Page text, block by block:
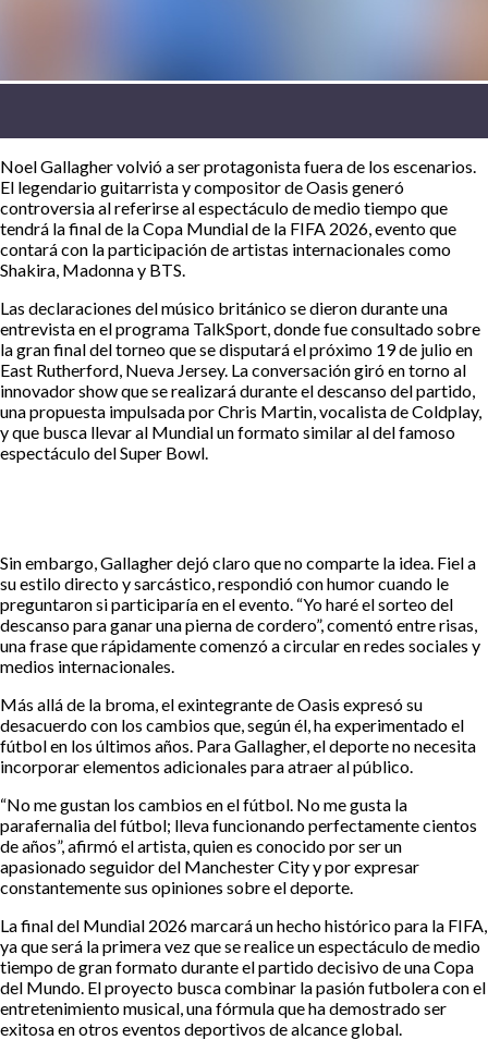
Noel Gallagher volvió a ser protagonista fuera de los escenarios.
El legendario guitarrista y compositor de Oasis generó
controversia al referirse al espectáculo de medio tiempo que
tendrá la final de la Copa Mundial de la FIFA 2026, evento que
contará con la participación de artistas internacionales como
Shakira, Madonna y BTS.
Las declaraciones del músico británico se dieron durante una
entrevista en el programa TalkSport, donde fue consultado sobre
la gran final del torneo que se disputará el próximo 19 de julio en
East Rutherford, Nueva Jersey. La conversación giró en torno al
innovador show que se realizará durante el descanso del partido,
una propuesta impulsada por Chris Martin, vocalista de Coldplay,
y que busca llevar al Mundial un formato similar al del famoso
espectáculo del Super Bowl.
Sin embargo, Gallagher dejó claro que no comparte la idea. Fiel a
su estilo directo y sarcástico, respondió con humor cuando le
preguntaron si participaría en el evento. “Yo haré el sorteo del
descanso para ganar una pierna de cordero”, comentó entre risas,
una frase que rápidamente comenzó a circular en redes sociales y
medios internacionales.
Más allá de la broma, el exintegrante de Oasis expresó su
desacuerdo con los cambios que, según él, ha experimentado el
fútbol en los últimos años. Para Gallagher, el deporte no necesita
incorporar elementos adicionales para atraer al público.
“No me gustan los cambios en el fútbol. No me gusta la
parafernalia del fútbol; lleva funcionando perfectamente cientos
de años”, afirmó el artista, quien es conocido por ser un
apasionado seguidor del Manchester City y por expresar
constantemente sus opiniones sobre el deporte.
La final del Mundial 2026 marcará un hecho histórico para la FIFA,
ya que será la primera vez que se realice un espectáculo de medio
tiempo de gran formato durante el partido decisivo de una Copa
del Mundo. El proyecto busca combinar la pasión futbolera con el
entretenimiento musical, una fórmula que ha demostrado ser
exitosa en otros eventos deportivos de alcance global.